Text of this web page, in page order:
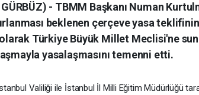
- TBMM Başkanı Numan
beklenen çerçeve yasa
Türkiye Büyük Millet Meclisi'ne
yasalaşmasını temenni etti.
Valiliği ile İstanbul İl Milli Eğitim Müdürlüğü